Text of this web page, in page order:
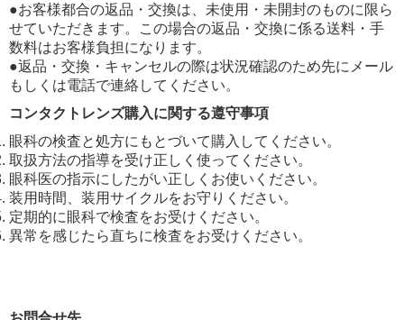
●お客様都合の返品・交換は、未使用・未開封のものに限ら
せていただきます。この場合の返品・交換に係る送料・手
数料はお客様負担になります。
●返品・交換・キャンセルの際は状況確認のため先にメール
もしくは電話で連絡してください。
コンタクトレンズ購入に関する遵守事項
眼科の検査と処方にもとづいて購入してください。
取扱方法の指導を受け正しく使ってください。
眼科医の指示にしたがい正しくお使いください。
装用時間、装用サイクルをお守りください。
定期的に眼科で検査をお受けください。
異常を感じたら直ちに検査をお受けください。